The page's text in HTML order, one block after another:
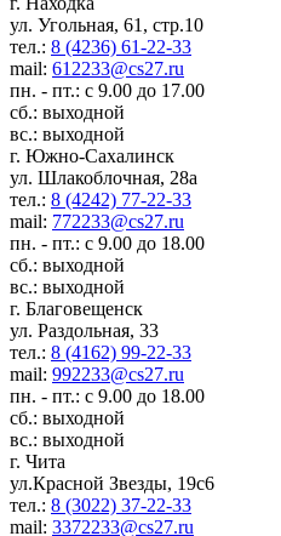
ул. Угольная, 61, стр.10
тел.: 8 (4236) 61-22-33
mail: 612233@cs27.ru
пн. - пт.: с 9.00 до 17.00
сб.: выходной
вс.: выходной
г. Южно-Сахалинск
ул. Шлакоблочная, 28а
тел.: 8 (4242) 77-22-33
mail: 772233@cs27.ru
пн. - пт.: с 9.00 до 18.00
сб.: выходной
вс.: выходной
г. Благовещенск
ул. Раздольная, 33
тел.: 8 (4162) 99-22-33
mail: 992233@cs27.ru
пн. - пт.: с 9.00 до 18.00
сб.: выходной
вс.: выходной
г. Чита
ул.Красной Звезды, 19с6
тел.: 8 (3022) 37-22-33
mail: 3372233@cs27.ru